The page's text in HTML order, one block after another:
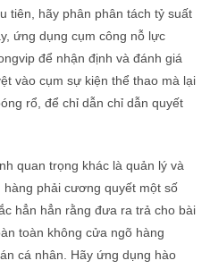
tiên, hãy phân phân tách tỷ suất
ứng dụng cụm công nỗ lực
để nhận định và đánh giá
vào cụm sự kiện thể thao mà lại
rổ, để chỉ dẫn chỉ dẫn quyết
quan trọng khác là quản lý và
phải cương quyết một số
hẳn hẳn rằng đưa ra trả cho bài
toàn không cửa ngõ hàng
cá nhân. Hãy ứng dụng hào